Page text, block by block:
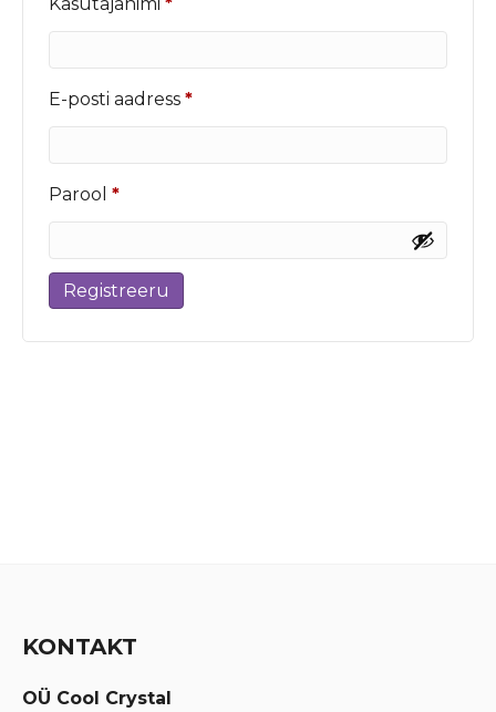
E-posti aadress *Nõutud
Parool *Nõutud
Registreeru
KONTAKT
OÜ Cool Crystal